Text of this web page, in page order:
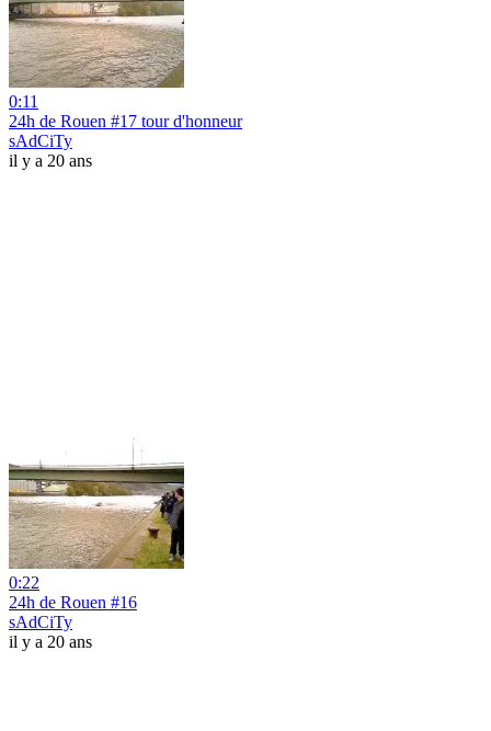
0:11
24h de Rouen #17 tour d'honneur
sAdCiTy
il y a 20 ans
0:22
24h de Rouen #16
sAdCiTy
il y a 20 ans